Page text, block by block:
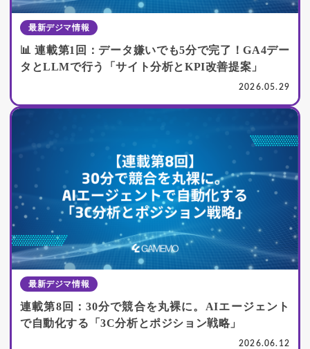
最新デジマ情報
📊 連載第1回：データ嫌いでも5分で完了！GA4デー
タとLLMで行う「サイト分析とKPI改善提案」
2026.05.29
最新デジマ情報
連載第8回：30分で競合を丸裸に。AIエージェント
で自動化する「3C分析とポジション戦略」
2026.06.12